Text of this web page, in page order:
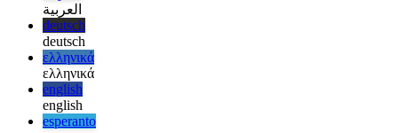
afrikaans
afrikaans
العربية
العربية
deutsch
deutsch
ελληνικά
ελληνικά